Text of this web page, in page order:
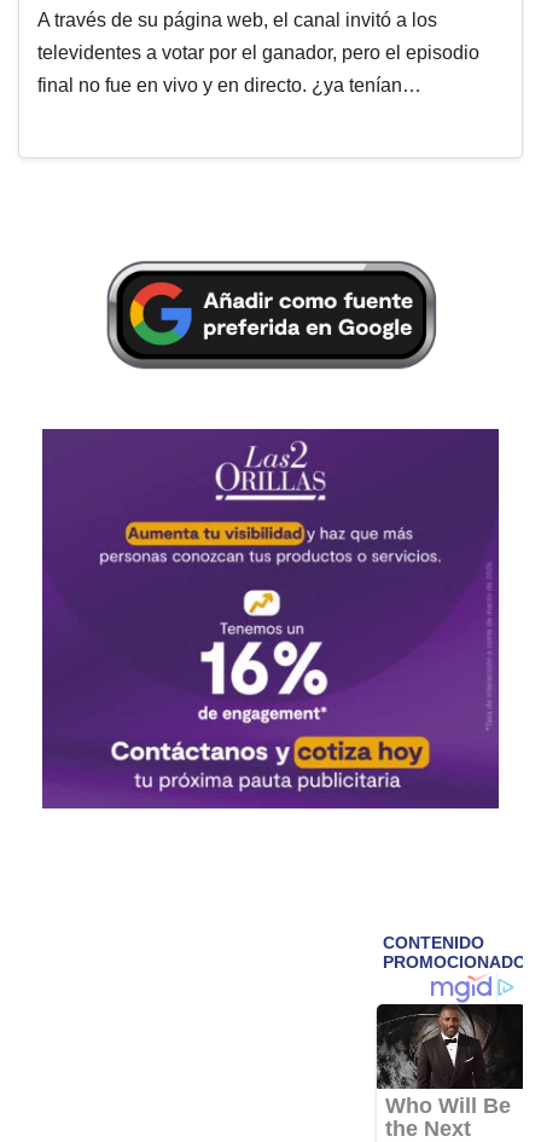
A través de su página web, el canal invitó a los
televidentes a votar por el ganador, pero el episodio
final no fue en vivo y en directo. ¿ya tenían…